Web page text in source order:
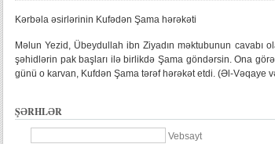
Kərbəla əsirlərinin Kufədən Şama hərəkəti
Məlun Yezid, Übeydullah ibn Ziyadın məktubunun cavabı
şəhidlərin pak başları ilə birlikdə Şama göndərsin. Ona
günü o karvan, Kufdən Şama tərəf hərəkət etdi. (Əl-Vəqaye
ŞƏRHLƏR
Vebsayt